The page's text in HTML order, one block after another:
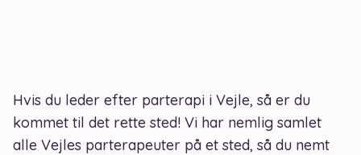
Hvis du leder efter parterapi i Vejle, så er du
kommet til det rette sted! Vi har nemlig samlet
alle Vejles parterapeuter på et sted, så du nemt